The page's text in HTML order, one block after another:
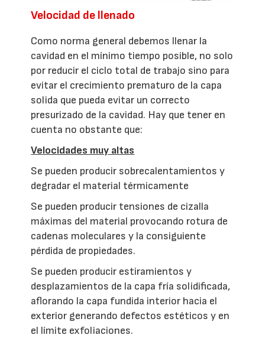
Velocidad de llenado
Como norma general debemos llenar la
cavidad en el mínimo tiempo posible, no solo
por reducir el ciclo total de trabajo sino para
evitar el crecimiento prematuro de la capa
solida que pueda evitar un correcto
presurizado de la cavidad. Hay que tener en
cuenta no obstante que:
Velocidades muy altas
Se pueden producir sobrecalentamientos y
degradar el material térmicamente
Se pueden producir tensiones de cizalla
máximas del material provocando rotura de
cadenas moleculares y la consiguiente
pérdida de propiedades.
Se pueden producir estiramientos y
desplazamientos de la capa fría solidificada,
aflorando la capa fundida interior hacia el
exterior generando defectos estéticos y en
el límite exfoliaciones.